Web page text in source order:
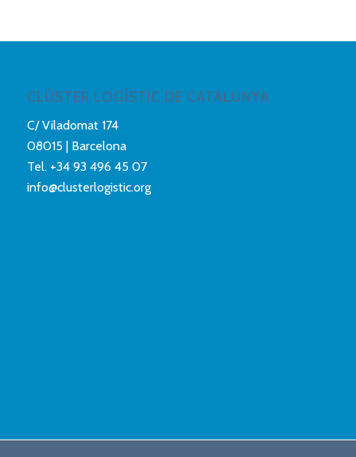
CLÚSTER LOGÍSTIC DE CATALUNYA
C/ Viladomat 174
08015 | Barcelona
Tel. +34 93 496 45 07
info@clusterlogistic.org